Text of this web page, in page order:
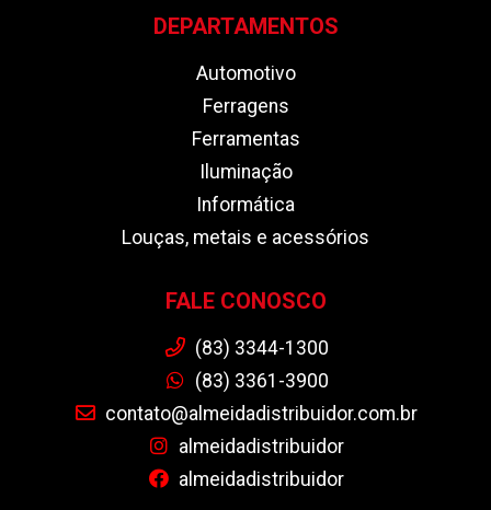
DEPARTAMENTOS
Automotivo
Ferragens
Ferramentas
Iluminação
Informática
Louças, metais e acessórios
FALE CONOSCO
(83) 3344-1300
(83) 3361-3900
contato@almeidadistribuidor.com.br
almeidadistribuidor
almeidadistribuidor